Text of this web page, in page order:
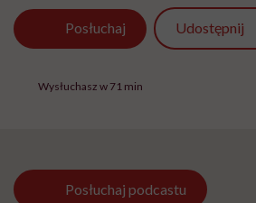
Posłuchaj Udostępnij
Wysłuchasz w 71 min
Posłuchaj podcastu